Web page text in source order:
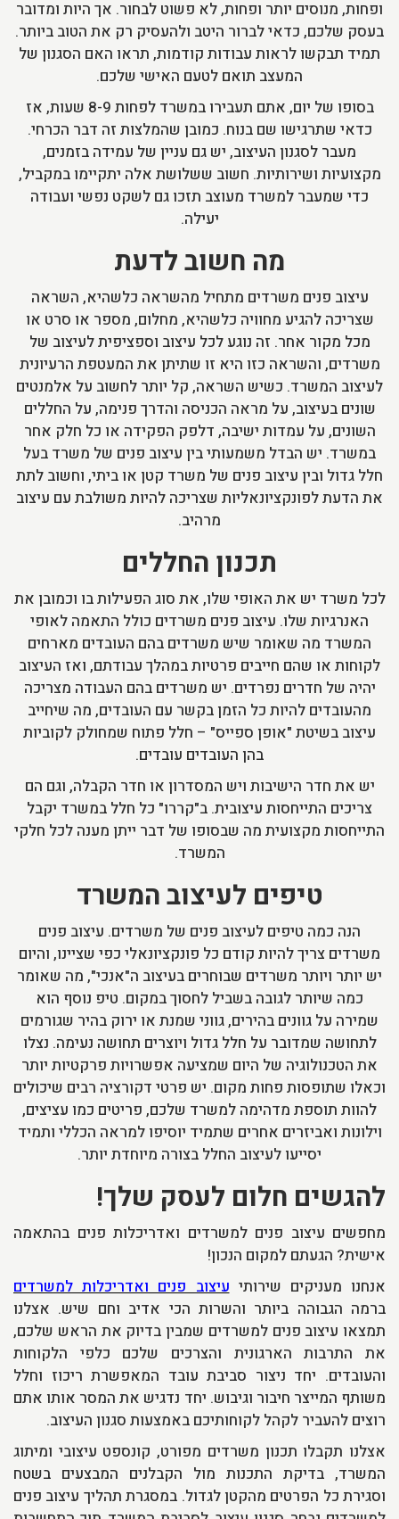
ופחות, מנוסים יותר ופחות, לא פשוט לבחור. אך היות ומדובר
בעסק שלכם, כדאי לברור היטב ולהעסיק רק את הטוב ביותר.
תמיד תבקשו לראות עבודות קודמות, תראו האם הסגנון של
המעצב תואם לטעם האישי שלכם.
בסופו של יום, אתם תעבירו במשרד לפחות 8-9 שעות, אז
כדאי שתרגישו שם בנוח. כמובן שהמלצות זה דבר הכרחי.
מעבר לסגנון העיצוב, יש גם עניין של עמידה בזמנים,
מקצועיות ושירותיות. חשוב ששלושת אלה יתקיימו במקביל,
כדי שמעבר למשרד מעוצב תזכו גם לשקט נפשי ועבודה
יעילה.
מה חשוב לדעת
עיצוב פנים משרדים מתחיל מהשראה כלשהיא, השראה
שצריכה להגיע מחוויה כלשהיא, מחלום, מספר או סרט או
מכל מקור אחר. זה נוגע לכל עיצוב וספציפית לעיצוב של
משרדים, והשראה כזו היא זו שתיתן את המעטפת הרעיונית
לעיצוב המשרד. כשיש השראה, קל יותר לחשוב על אלמנטים
שונים בעיצוב, על מראה הכניסה והדרך פנימה, על החללים
השונים, על עמדות ישיבה, דלפק הפקידה או כל חלק אחר
במשרד. יש הבדל משמעותי בין עיצוב פנים של משרד בעל
חלל גדול ובין עיצוב פנים של משרד קטן או ביתי, וחשוב לתת
את הדעת לפונקציונאליות שצריכה להיות משולבת עם עיצוב
מרהיב.
תכנון החללים
לכל משרד יש את האופי שלו, את סוג הפעילות בו וכמובן את
האנרגיות שלו. עיצוב פנים משרדים כולל התאמה לאופי
המשרד מה שאומר שיש משרדים בהם העובדים מארחים
לקוחות או שהם חייבים פרטיות במהלך עבודתם, ואז העיצוב
יהיה של חדרים נפרדים. יש משרדים בהם העבודה מצריכה
מהעובדים להיות כל הזמן בקשר עם העובדים, מה שיחייב
עיצוב בשיטת "אופן ספייס" – חלל פתוח שמחולק לקוביות
בהן העובדים עובדים.
יש את חדר הישיבות ויש המסדרון או חדר הקבלה, וגם הם
צריכים התייחסות עיצובית. ב"קררו" כל חלל במשרד יקבל
התייחסות מקצועית מה שבסופו של דבר ייתן מענה לכל חלקי
המשרד.
טיפים לעיצוב המשרד
הנה כמה טיפים לעיצוב פנים של משרדים. עיצוב פנים
משרדים צריך להיות קודם כל פונקציונאלי כפי שציינו, והיום
יש יותר ויותר משרדים שבוחרים בעיצוב ה"אנכי", מה שאומר
כמה שיותר לגובה בשביל לחסוך במקום. טיפ נוסף הוא
שמירה על גוונים בהירים, גווני שמנת או ירוק בהיר שגורמים
לתחושה שמדובר על חלל גדול ויוצרים תחושה נעימה. נצלו
את הטכנולוגיה של היום שמציעה אפשרויות פרקטיות יותר
וכאלו שתופסות פחות מקום. יש פרטי דקורציה רבים שיכולים
להוות תוספת מדהימה למשרד שלכם, פריטים כמו עציצים,
וילונות ואביזרים אחרים שתמיד יוסיפו למראה הכללי ותמיד
יסייעו לעיצוב החלל בצורה מיוחדת יותר.
להגשים חלום לעסק שלך!
מחפשים עיצוב פנים למשרדים ואדריכלות פנים בהתאמה
אישית? הגעתם למקום הנכון!
אנחנו מעניקים שירותיעיצוב פנים ואדריכלות למשרדים
ברמה הגבוהה ביותר והשרות הכי אדיב וחם שיש. אצלנו
תמצאו עיצוב פנים למשרדים שמבין בדיוק את הראש שלכם,
את התרבות הארגונית והצרכים שלכם כלפי הלקוחות
והעובדים. יחד ניצור סביבת עובד המאפשרת ריכוז וחלל
משותף המייצר חיבור וגיבוש. יחד נדגיש את המסר אותו אתם
רוצים להעביר לקהל לקוחותיכם באמצעות סגנון העיצוב.
אצלנו תקבלו תכנון משרדים מפורט, קונספט עיצובי ומיתוג
המשרד, בדיקת התכנות מול הקבלנים המבצעים בשטח
וסגירת כל הפרטים מהקטן לגדול. במסגרת תהליך עיצוב פנים